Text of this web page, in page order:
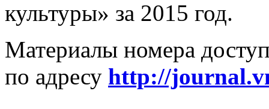
культуры» за 2015 год.
Материалы номера
по адресу http://